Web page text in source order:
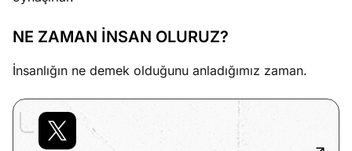
NE ZAMAN İNSAN OLURUZ?
İnsanlığın ne demek olduğunu anladığımız zaman.